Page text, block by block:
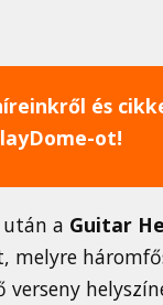
és
ot!
után a Guitar
melyre
verseny